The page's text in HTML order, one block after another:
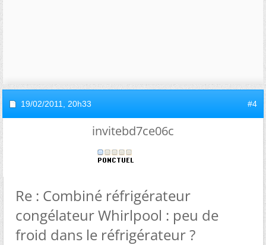
19/02/2011, 20h33 #4
invitebd7ce06c
Re : Combiné réfrigérateur
congélateur Whirlpool : peu de
froid dans le réfrigérateur ?